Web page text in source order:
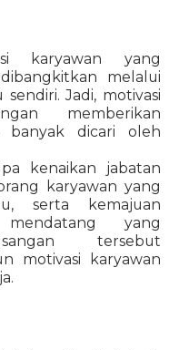
karyawan yang
melalui
Jadi, motivasi
memberikan
banyak dicari oleh
kenaikan jabatan
karyawan yang
serta kemajuan
yang
tersebut
motivasi karyawan